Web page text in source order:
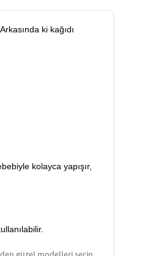
ki kağıdı
kolayca yapışır,